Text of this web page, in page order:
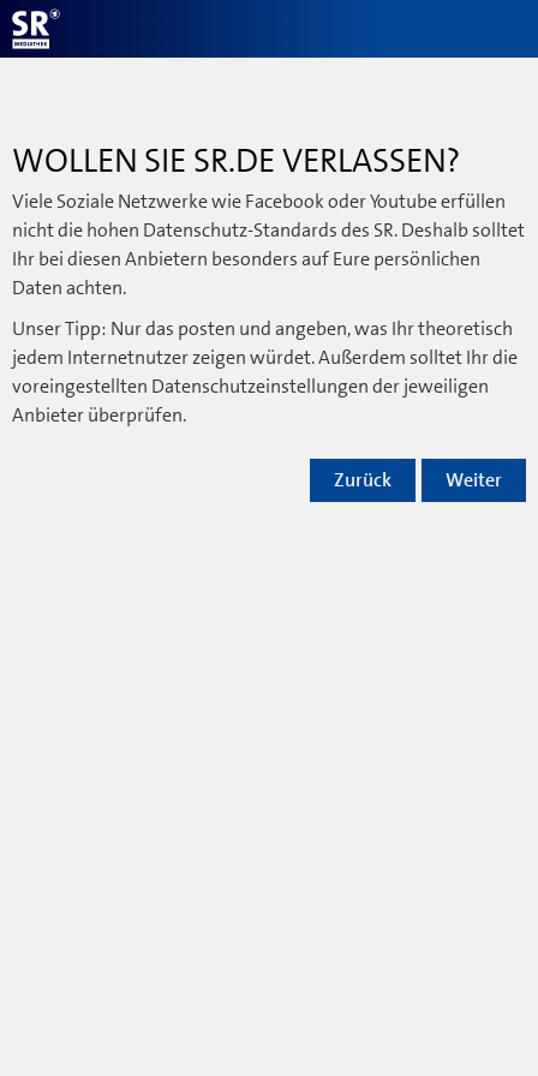
WOLLEN SIE SR.DE VERLASSEN?
Viele Soziale Netzwerke wie Facebook oder Youtube erfüllen
nicht die hohen Datenschutz-Standards des SR. Deshalb solltet
Ihr bei diesen Anbietern besonders auf Eure persönlichen
Daten achten.
Unser Tipp: Nur das posten und angeben, was Ihr theoretisch
jedem Internetnutzer zeigen würdet. Außerdem solltet Ihr die
voreingestellten Datenschutzeinstellungen der jeweiligen
Anbieter überprüfen.
Weiter
Zurück